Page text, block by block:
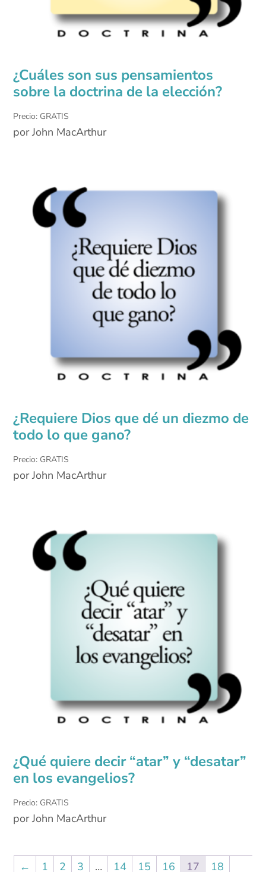
¿Cuáles son sus pensamientos
sobre la doctrina de la elección?
Precio: GRATIS
por John MacArthur
¿Requiere Dios que dé un diezmo de
todo lo que gano?
Precio: GRATIS
por John MacArthur
¿Qué quiere decir “atar” y “desatar”
en los evangelios?
Precio: GRATIS
por John MacArthur
← 1 2 3 … 14 15 16 17
18